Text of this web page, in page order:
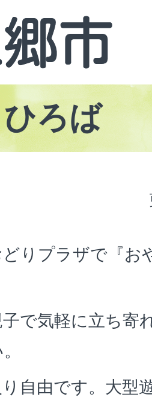
ろば
りプラザで『お
で気軽に立ち寄
自由です。大型